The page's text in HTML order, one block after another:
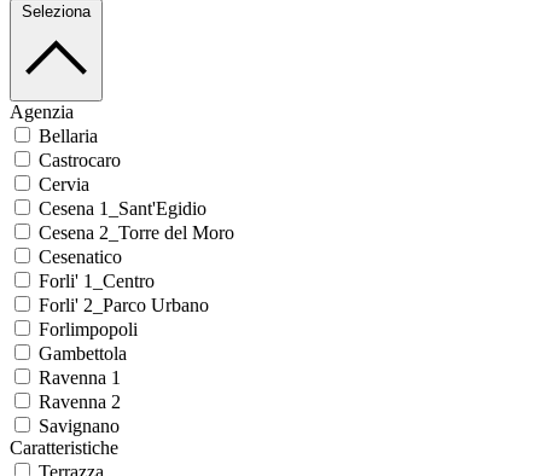
Seleziona
Agenzia
Bellaria
Castrocaro
Cervia
Cesena 1_Sant'Egidio
Cesena 2_Torre del Moro
Cesenatico
Forli' 1_Centro
Forli' 2_Parco Urbano
Forlimpopoli
Gambettola
Ravenna 1
Ravenna 2
Savignano
Caratteristiche